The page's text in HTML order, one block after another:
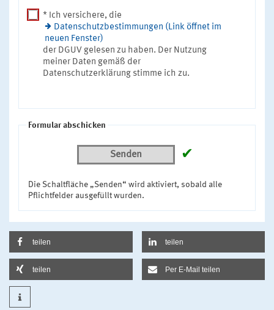
* Ich versichere, die
Datenschutzbestimmungen (Link öffnet im
neuen Fenster)
der DGUV gelesen zu haben. Der Nutzung
meiner Daten gemäß der
Datenschutzerklärung stimme ich zu.
Formular abschicken
Senden ✔
Die Schaltfläche „Senden“ wird aktiviert, sobald alle
Pflichtfelder ausgefüllt wurden.
teilen teilen
teilen Per E-Mail teilen